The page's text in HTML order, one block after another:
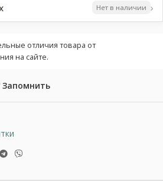
Нет в наличии ›
отличия товара от
на сайте.
Запомнить